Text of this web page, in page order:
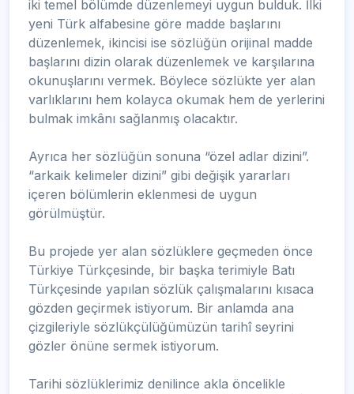
iki temel bölümde düzenlemeyi uygun bulduk. İlki
yeni Türk alfabesine göre madde başlarını
düzenlemek, ikincisi ise sözlüğün orijinal madde
başlarını dizin olarak düzenlemek ve karşılarına
okunuşlarını vermek. Böylece sözlükte yer alan
varlıklarını hem kolayca okumak hem de yerlerini
bulmak imkânı sağlanmış olacaktır.
Ayrıca her sözlüğün sonuna “özel adlar dizini”.
“arkaik kelimeler dizini” gibi değişik yararları
içeren bölümlerin eklenmesi de uygun
görülmüştür.
Bu projede yer alan sözlüklere geçmeden önce
Türkiye Türkçesinde, bir başka terimiyle Batı
Türkçesinde yapılan sözlük çalışmalarını kısaca
gözden geçirmek istiyorum. Bir anlamda ana
çizgileriyle sözlükçülüğümüzün tarihî seyrini
gözler önüne sermek istiyorum.
Tarihi sözlüklerimiz denilince akla öncelikle